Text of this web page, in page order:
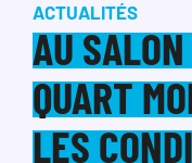
ACTUALITÉS
AU
QUART
LES